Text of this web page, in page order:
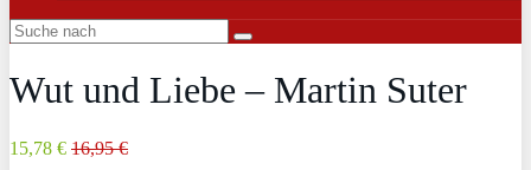
Wut und Liebe – Martin Suter
15,78 € 16,95 €